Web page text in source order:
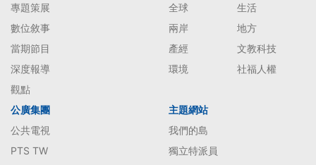
專題策展
數位敘事
當期節目
深度報導
觀點
全球
生活
兩岸
地方
產經
文教科技
環境
社福人權
公廣集團
公共電視
PTS TW
主題網站
我們的島
獨立特派員